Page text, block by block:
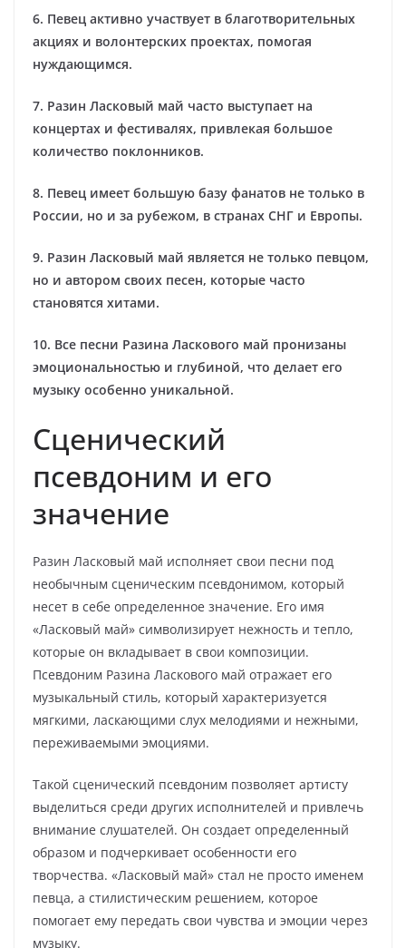
6. Певец активно участвует в благотворительных
акциях и волонтерских проектах, помогая
нуждающимся.
7. Разин Ласковый май часто выступает на
концертах и фестивалях, привлекая большое
количество поклонников.
8. Певец имеет большую базу фанатов не только в
России, но и за рубежом, в странах СНГ и Европы.
9. Разин Ласковый май является не только певцом,
но и автором своих песен, которые часто
становятся хитами.
10. Все песни Разина Ласкового май пронизаны
эмоциональностью и глубиной, что делает его
музыку особенно уникальной.
Сценический
псевдоним и его
значение
Разин Ласковый май исполняет свои песни под
необычным сценическим псевдонимом, который
несет в себе определенное значение. Его имя
«Ласковый май» символизирует нежность и тепло,
которые он вкладывает в свои композиции.
Псевдоним Разина Ласкового май отражает его
музыкальный стиль, который характеризуется
мягкими, ласкающими слух мелодиями и нежными,
переживаемыми эмоциями.
Такой сценический псевдоним позволяет артисту
выделиться среди других исполнителей и привлечь
внимание слушателей. Он создает определенный
образом и подчеркивает особенности его
творчества. «Ласковый май» стал не просто именем
певца, а стилистическим решением, которое
помогает ему передать свои чувства и эмоции через
музыку.